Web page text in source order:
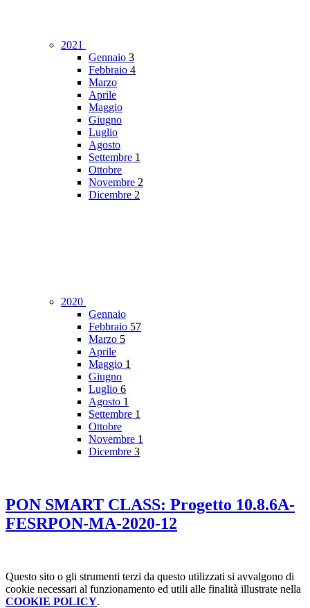
2021
Gennaio 3
Febbraio 4
Marzo
Aprile
Maggio
Giugno
Luglio
Agosto
Settembre 1
Ottobre
Novembre 2
Dicembre 2
2020
Gennaio
Febbraio 57
Marzo 5
Aprile
Maggio 1
Giugno
Luglio 6
Agosto 1
Settembre 1
Ottobre
Novembre 1
Dicembre 3
PON SMART CLASS: Progetto 10.8.6A-
FESRPON-MA-2020-12
Questo sito o gli strumenti terzi da questo utilizzati si avvalgono di
cookie necessari al funzionamento ed utili alle finalità illustrate nella
COOKIE POLICY.